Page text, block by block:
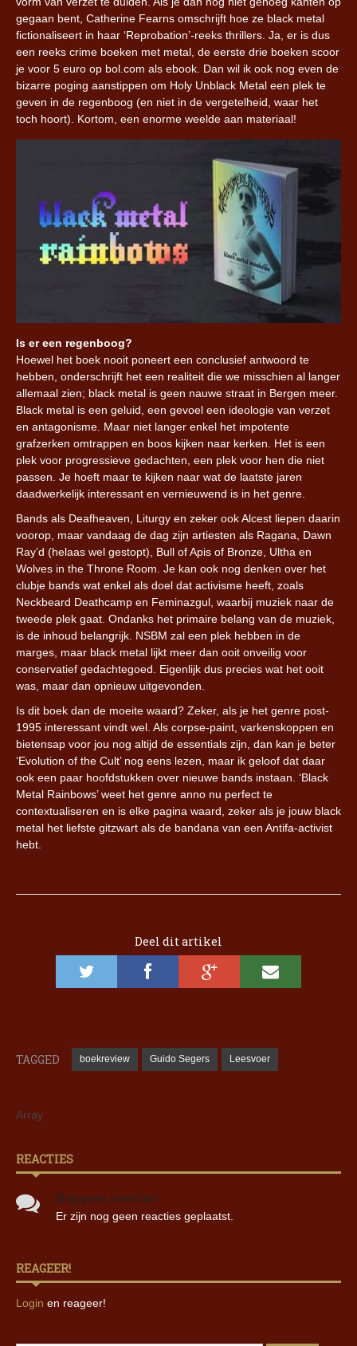
gegaan bent, Catherine Fearns omschrijft hoe ze black metal
fictionaliseert in haar ‘Reprobation’-reeks thrillers. Ja, er is dus
een reeks crime boeken met metal, de eerste drie boeken scoor
je voor 5 euro op bol.com als ebook. Dan wil ik ook nog even de
bizarre poging aanstippen om Holy Unblack Metal een plek te
geven in de regenboog (en niet in de vergetelheid, waar het
toch hoort). Kortom, een enorme weelde aan materiaal!
Is er een regenboog?
Hoewel het boek nooit poneert een conclusief antwoord te
hebben, onderschrijft het een realiteit die we misschien al langer
allemaal zien; black metal is geen nauwe straat in Bergen meer.
Black metal is een geluid, een gevoel een ideologie van verzet
en antagonisme. Maar niet langer enkel het impotente
grafzerken omtrappen en boos kijken naar kerken. Het is een
plek voor progressieve gedachten, een plek voor hen die niet
passen. Je hoeft maar te kijken naar wat de laatste jaren
daadwerkelijk interessant en vernieuwend is in het genre.
Bands als Deafheaven, Liturgy en zeker ook Alcest liepen daarin
voorop, maar vandaag de dag zijn artiesten als Ragana, Dawn
Ray’d (helaas wel gestopt), Bull of Apis of Bronze, Ultha en
Wolves in the Throne Room. Je kan ook nog denken over het
clubje bands wat enkel als doel dat activisme heeft, zoals
Neckbeard Deathcamp en Feminazgul, waarbij muziek naar de
tweede plek gaat. Ondanks het primaire belang van de muziek,
is de inhoud belangrijk. NSBM zal een plek hebben in de
marges, maar black metal lijkt meer dan ooit onveilig voor
conservatief gedachtegoed. Eigenlijk dus precies wat het ooit
was, maar dan opnieuw uitgevonden.
Is dit boek dan de moeite waard? Zeker, als je het genre post-
1995 interessant vindt wel. Als corpse-paint, varkenskoppen en
bietensap voor jou nog altijd de essentials zijn, dan kan je beter
‘Evolution of the Cult’ nog eens lezen, maar ik geloof dat daar
ook een paar hoofdstukken over nieuwe bands instaan. ‘Black
Metal Rainbows’ weet het genre anno nu perfect te
contextualiseren en is elke pagina waard, zeker als je jouw black
metal het liefste gitzwart als de bandana van een Antifa-activist
hebt.
Deel dit artikel
TAGGED boekreview Guido Segers Leesvoer
Array
REACTIES
Nog geen reacties!
Er zijn nog geen reacties geplaatst.
REAGEER!
Login en reageer!